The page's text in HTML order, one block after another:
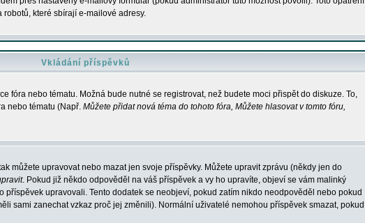
které sbírají e-mailové adresy.
Vkládání příspěvků
fóra nebo tématu. Možná bude nutné se registrovat, než budete moci přispět do diskuze. To,
nebo tématu (Např. Můžete přidat nová téma do tohoto fóra, Můžete hlasovat v tomto fóru,
můžete upravovat nebo mazat jen svoje příspěvky. Můžete upravit zprávu (někdy jen do
. Pokud již někdo odpověděl na váš příspěvek a vy ho upravíte, objeví se vám malinký
příspěvek upravovali. Tento dodatek se neobjeví, pokud zatím nikdo neodpověděl nebo pokud
sami zanechat vzkaz proč jej změnili). Normální uživatelé nemohou příspěvek smazat, pokud